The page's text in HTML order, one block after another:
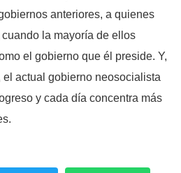
anteriores, a quienes
la mayoría de ellos
el gobierno que él preside. Y,
actual gobierno neosocialista
y cada día concentra más